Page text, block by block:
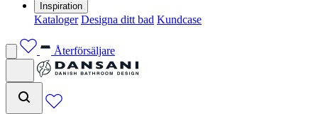
Inspiration
Kataloger Designa ditt bad Kundcase
Återförsäljare